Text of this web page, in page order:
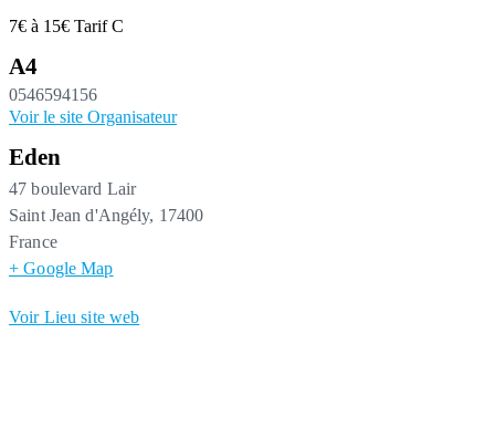
7€ à 15€ Tarif C
A4
0546594156
Voir le site Organisateur
Eden
47 boulevard Lair
Saint Jean d'Angély, 17400
France
+ Google Map
Voir Lieu site web